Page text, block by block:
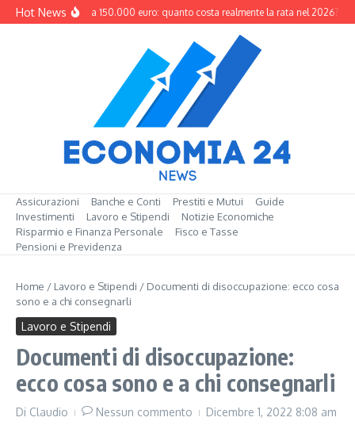
Salta al contenuto
Hot NewsMutuo da 150.000 euro: quanto costa realmente la rata nel 2026?
Assicurazioni Banche e Conti Prestiti e Mutui
Guide
Investimenti
Lavoro e Stipendi
Notizie Economiche
Risparmio e Finanza Personale
Fisco e Tasse
Pensioni e Previdenza
Home / Lavoro e Stipendi / Documenti di disoccupazione: ecco cosa
sono e a chi consegnarli
Lavoro e Stipendi
Documenti di disoccupazione:
ecco cosa sono e a chi consegnarli
Di Claudio Nessun commento Dicembre 1, 2022 8:08 am